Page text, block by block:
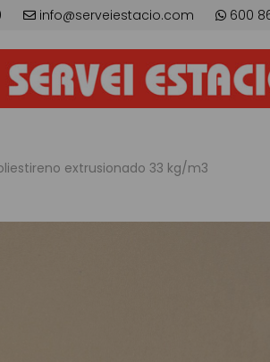
info@serveiestacio.com 600
extrusionado 33 kg/m3